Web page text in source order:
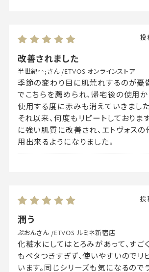
改善されました
投
半世紀^^;さん /ETVOS オンラインストア
季節の変わり目に肌荒れするのが憂
でこちらを薦められ、帰宅後の使用
使用する度に赤みも消えていきました
それ以来、何度もリピートしておりま
に強い肌質に改善され、エトヴォス
用出来るようになりました。
潤う
投
ぷおんさん /ETVOS ルミネ新宿店
化粧水にしてはとろみがあって、すご
もベタつきすぎず、使いやすいのでリ
います。同じシリーズも気になるので